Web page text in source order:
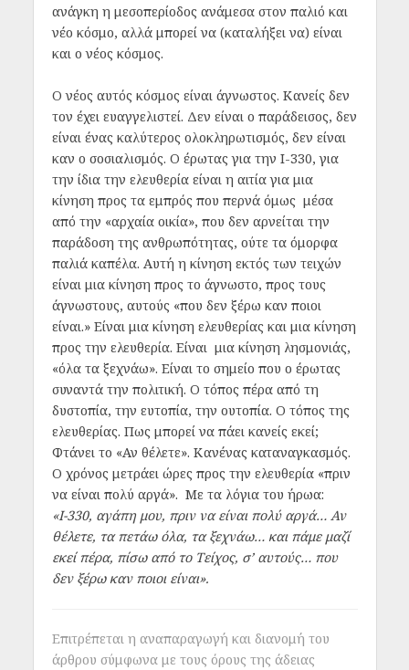
ανάγκη η μεσοπερίοδος ανάμεσα στον παλιό και
νέο κόσμο, αλλά μπορεί να (καταλήξει να) είναι
και ο νέος κόσμος.
Ο νέος αυτός κόσμος είναι άγνωστος. Κανείς δεν
τον έχει ευαγγελιστεί. Δεν είναι ο παράδεισος, δεν
είναι ένας καλύτερος ολοκληρωτισμός, δεν είναι
καν ο σοσιαλισμός. Ο έρωτας για την Ι-330, για
την ίδια την ελευθερία είναι η αιτία για μια
κίνηση προς τα εμπρός που περνά όμως μέσα
από την «αρχαία οικία», που δεν αρνείται την
παράδοση της ανθρωπότητας, ούτε τα όμορφα
παλιά καπέλα. Αυτή η κίνηση εκτός των τειχών
είναι μια κίνηση προς το άγνωστο, προς τους
άγνωστους, αυτούς «που δεν ξέρω καν ποιοι
είναι.» Είναι μια κίνηση ελευθερίας και μια κίνηση
προς την ελευθερία. Είναι μια κίνηση λησμονιάς,
«όλα τα ξεχνάω». Είναι το σημείο που ο έρωτας
συναντά την πολιτική. Ο τόπος πέρα από τη
δυστοπία, την ευτοπία, την ουτοπία. Ο τόπος της
ελευθερίας. Πως μπορεί να πάει κανείς εκεί;
Φτάνει το «Αν θέλετε». Κανένας καταναγκασμός.
Ο χρόνος μετράει ώρες προς την ελευθερία «πριν
να είναι πολύ αργά». Με τα λόγια του ήρωα:
«Ι-330, αγάπη μου, πριν να είναι πολύ αργά… Αν
θέλετε, τα πετάω όλα, τα ξεχνάω… και πάμε μαζί
εκεί πέρα, πίσω από το Τείχος, σ’ αυτούς… που
δεν ξέρω καν ποιοι είναι».
Επιτρέπεται η αναπαραγωγή και διανομή του
άρθρου σύμφωνα με τους όρους της άδειας